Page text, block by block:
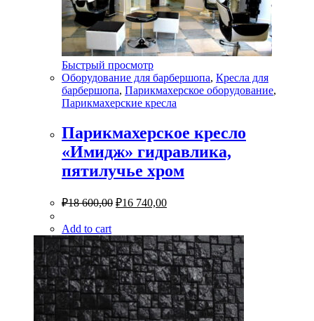
Быстрый просмотр
Оборудование для барбершопа, Кресла для
барбершопа, Парикмахерское оборудование,
Парикмахерские кресла
Парикмахерское кресло
«Имидж» гидравлика,
пятилучье хром
₽18 600,00 ₽16 740,00
Add to cart